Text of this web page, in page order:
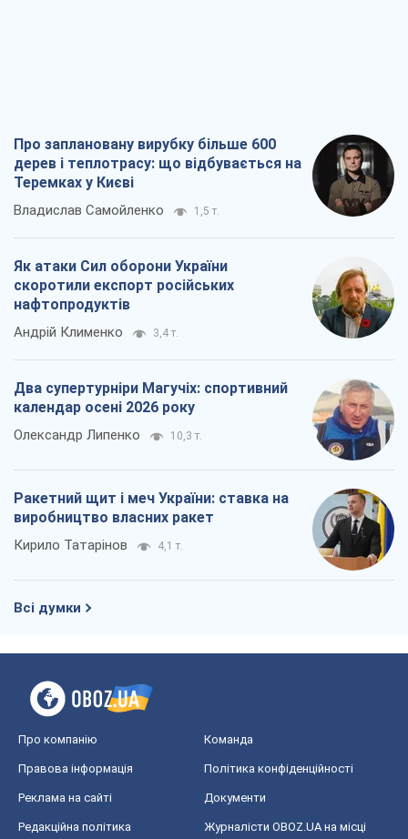
Про заплановану вирубку більше 600
дерев і теплотрасу: що відбувається на
Теремках у Києві
Владислав Самойленко 1,5 т.
Як атаки Сил оборони України
скоротили експорт російських
нафтопродуктів
Андрій Клименко 3,4 т.
Два супертурніри Магучіх: спортивний
календар осені 2026 року
Олександр Липенко 10,3 т.
Ракетний щит і меч України: ставка на
виробництво власних ракет
Кирило Татарінов 4,1 т.
Всі думки
Про компанію Команда
Правова інформація Політика конфіденційності
Реклама на сайті Документи
Редакційна політика
Журналісти OBOZ.UA на місці